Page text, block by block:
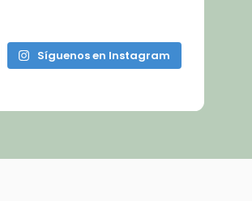
Síguenos en Instagram